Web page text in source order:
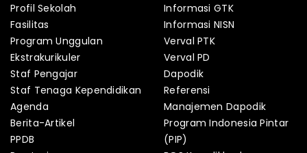
Profil Sekolah
Fasilitas
Program Unggulan
Ekstrakurikuler
Staf Pengajar
Staf Tenaga Kependidikan
Agenda
Berita-Artikel
PPDB
Informasi GTK
Informasi NISN
Verval PTK
Verval PD
Dapodik
Referensi
Manajemen Dapodik
Program Indonesia Pintar
(PIP)